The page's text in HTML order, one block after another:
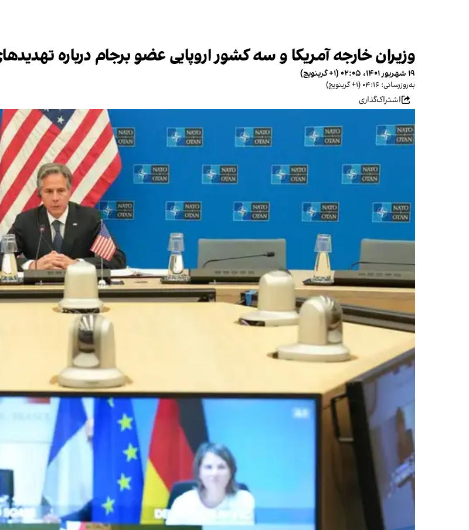
وزیران خارجه آمریکا و سه کشور اروپایی عضو برجام درباره
۱۹ شهریور ۱۴۰۱، ۰۲:۰۵ (‎+۱ گرینویچ)
به‌روزرسانی: ۰۴:۱۶ (‎+۱ گرینویچ)
اشتراک‌گذاری